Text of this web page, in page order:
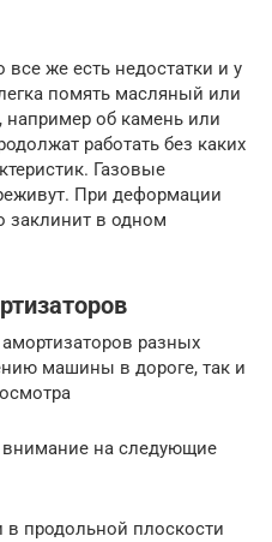
же есть недостатки и у
помять масляный или
например об камень или
работать без каких
Газовые
При деформации
заклинит в одном
разных
машины в дороге, так и
внимание на следующие
в продольной плоскости